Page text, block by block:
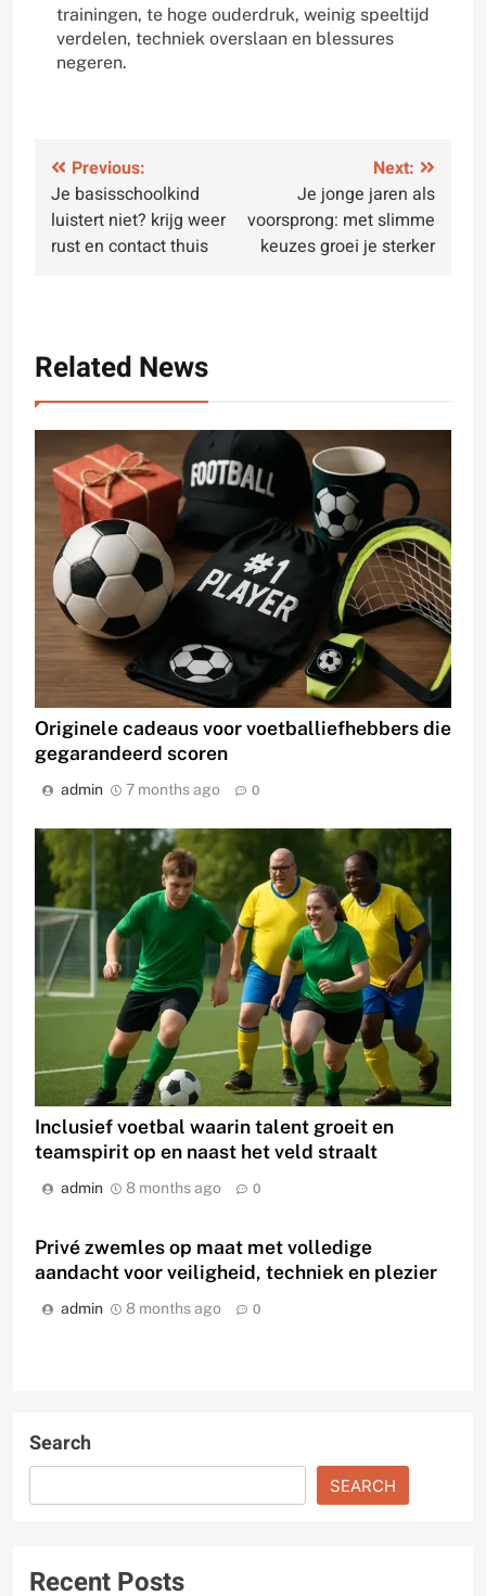
trainingen, te hoge ouderdruk, weinig speeltijd
verdelen, techniek overslaan en blessures
negeren.
Post
navigation
Previous:
Je basisschoolkind
luistert niet? krijg weer
rust en contact thuis
Next:
Je jonge jaren als
voorsprong: met slimme
keuzes groei je sterker
Related News
Originele cadeaus voor voetballiefhebbers die
gegarandeerd scoren
admin 7 months ago 0
Inclusief voetbal waarin talent groeit en
teamspirit op en naast het veld straalt
admin 8 months ago 0
Privé zwemles op maat met volledige
aandacht voor veiligheid, techniek en plezier
admin 8 months ago 0
Search
SEARCH
Recent Posts